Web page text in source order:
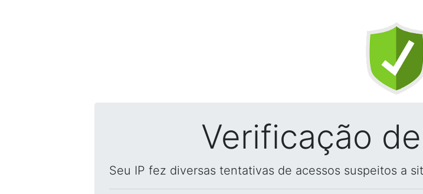
Verificação
Seu IP fez diversas tentativas de acessos suspeitos a